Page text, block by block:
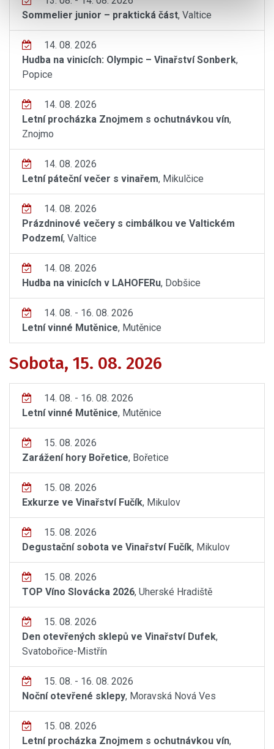
Sommelier junior – praktická část, Valtice
14. 08. 2026
Hudba na vinicích: Olympic – Vinařství Sonberk,
Popice
14. 08. 2026
Letní procházka Znojmem s ochutnávkou vín,
Znojmo
14. 08. 2026
Letní páteční večer s vinařem, Mikulčice
14. 08. 2026
Prázdninové večery s cimbálkou ve Valtickém
Podzemí, Valtice
14. 08. 2026
Hudba na vinicích v LAHOFERu, Dobšice
14. 08. - 16. 08. 2026
Letní vinné Mutěnice, Mutěnice
Sobota, 15. 08. 2026
14. 08. - 16. 08. 2026
Letní vinné Mutěnice, Mutěnice
15. 08. 2026
Zarážení hory Bořetice, Bořetice
15. 08. 2026
Exkurze ve Vinařství Fučík, Mikulov
15. 08. 2026
Degustační sobota ve Vinařství Fučík, Mikulov
15. 08. 2026
TOP Víno Slovácka 2026, Uherské Hradiště
15. 08. 2026
Den otevřených sklepů ve Vinařství Dufek,
Svatobořice-Mistřín
15. 08. - 16. 08. 2026
Noční otevřené sklepy, Moravská Nová Ves
15. 08. 2026
Letní procházka Znojmem s ochutnávkou vín,